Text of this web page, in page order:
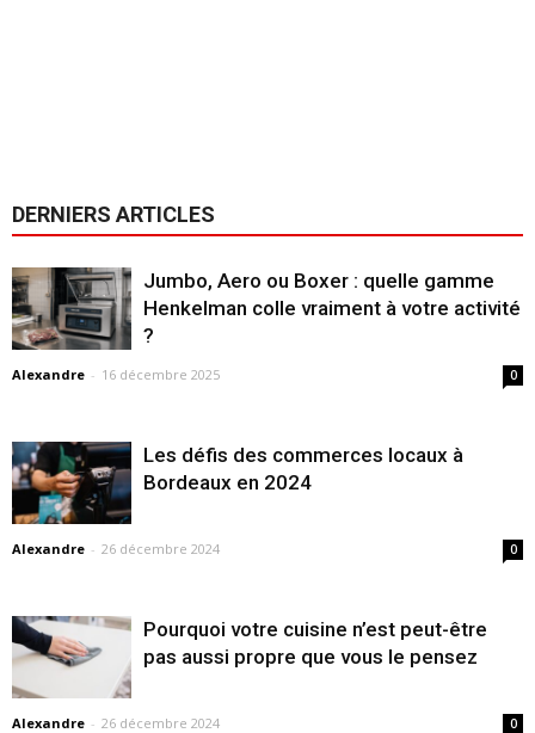
DERNIERS ARTICLES
Jumbo, Aero ou Boxer : quelle gamme
Henkelman colle vraiment à votre activité
?
Alexandre - 16 décembre 2025 0
Les défis des commerces locaux à
Bordeaux en 2024
Alexandre - 26 décembre 2024 0
Pourquoi votre cuisine n’est peut-être
pas aussi propre que vous le pensez
Alexandre - 26 décembre 2024 0